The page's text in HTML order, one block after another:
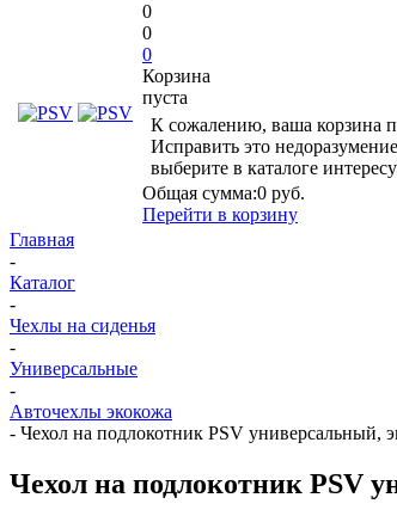
0
0
0
Корзина
пуста
К сожалению, ваша корзина
Исправить это
выберите в каталоге
Общая сумма:0 руб.
Перейти в корзину
Главная
-
Каталог
-
Чехлы на сиденья
-
Универсальные
-
Авточехлы экокожа
- Чехол на подлокотник PSV универсальный,
Чехол на подлокотник PSV